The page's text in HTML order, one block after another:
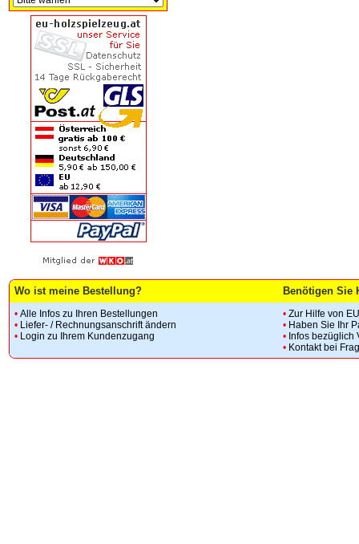
Wo ist meine Bestellung? Benötigen Sie
• Alle Infos zu Ihren Bestellungen
• Liefer- / Rechnungsanschrift ändern
• Login zu Ihrem Kundenzugang
• Zur Hilfe von
• Haben Sie Ihr
• Infos bezüglich
• Kontakt bei